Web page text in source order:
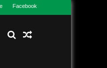
Facebook